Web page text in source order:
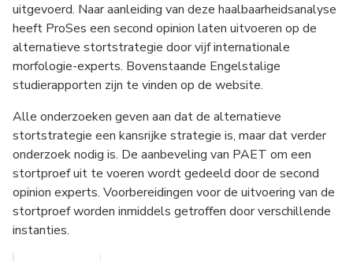
uitgevoerd. Naar aanleiding van deze haalbaarheidsanalyse
heeft ProSes een second opinion laten uitvoeren op de
alternatieve stortstrategie door vijf internationale
morfologie-experts. Bovenstaande Engelstalige
studierapporten zijn te vinden op de website.
Alle onderzoeken geven aan dat de alternatieve
stortstrategie een kansrijke strategie is, maar dat verder
onderzoek nodig is. De aanbeveling van PAET om een
stortproef uit te voeren wordt gedeeld door de second
opinion experts. Voorbereidingen voor de uitvoering van de
stortproef worden inmiddels getroffen door verschillende
instanties.